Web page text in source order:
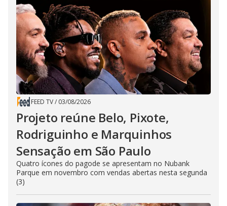
FEED TV/ 03/08/2026
Projeto reúne Belo, Pixote,
Rodriguinho e Marquinhos
Sensação em São Paulo
Quatro ícones do pagode se apresentam no Nubank
Parque em novembro com vendas abertas nesta segunda
(3)